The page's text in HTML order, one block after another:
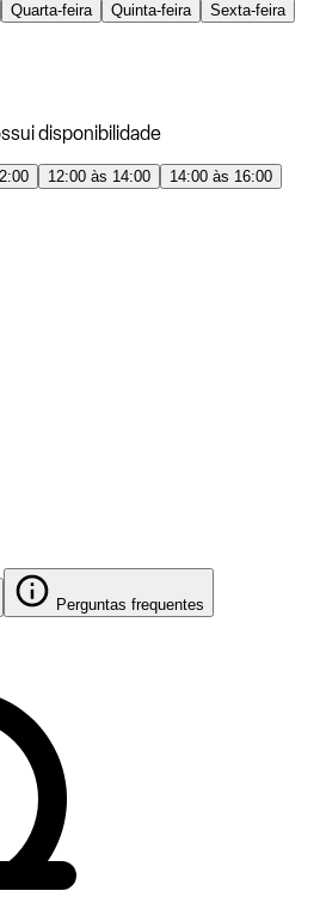
Quarta-feira Quinta-feira
Sexta-feira
disponibilidade
12:00 às 14:00
14:00 às 16:00
Perguntas frequentes